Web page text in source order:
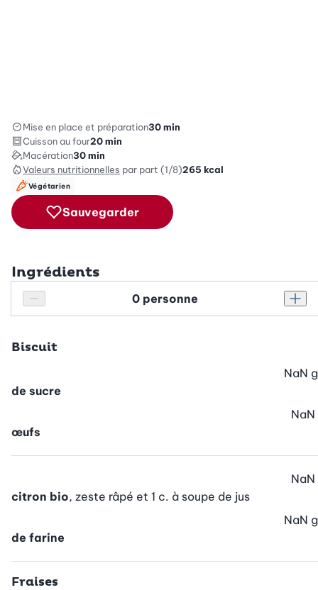
Mise en place et préparation30 min
Cuisson au four20 min
Macération30 min
Valeurs nutritionnelles par part (1/8)265 kcal
Végétarien
Sauvegarder
Ingrédients
Réduire le nombre de personnes
Personnes
Biscuit
de sucre
NaN g
œufs
NaN
citron bio, zeste râpé et 1 c. à soupe de jus
NaN
de farine
NaN g
Fraises